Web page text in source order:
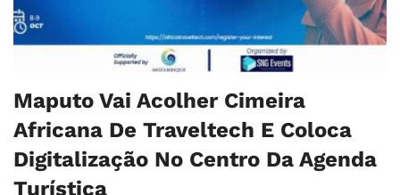
Maputo Vai Acolher Cimeira
Africana De Traveltech E Coloca
Digitalização No Centro Da Agenda
Turística